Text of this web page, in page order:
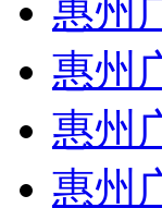
惠州
惠州
惠州
惠州